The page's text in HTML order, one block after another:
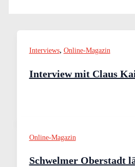
Interviews, Online-Magazin
Interview mit Claus
Online-Magazin
Schwelmer Oberstadt